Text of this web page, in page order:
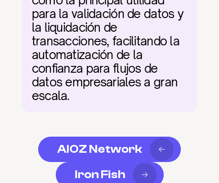
para la validación de datos y
la liquidación de
transacciones, facilitando la
automatización de la
confianza para flujos de
datos empresariales a gran
escala.
AIOZ Network
Iron Fish